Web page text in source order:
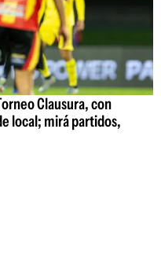
Clausura, con
local; mirá partidos,